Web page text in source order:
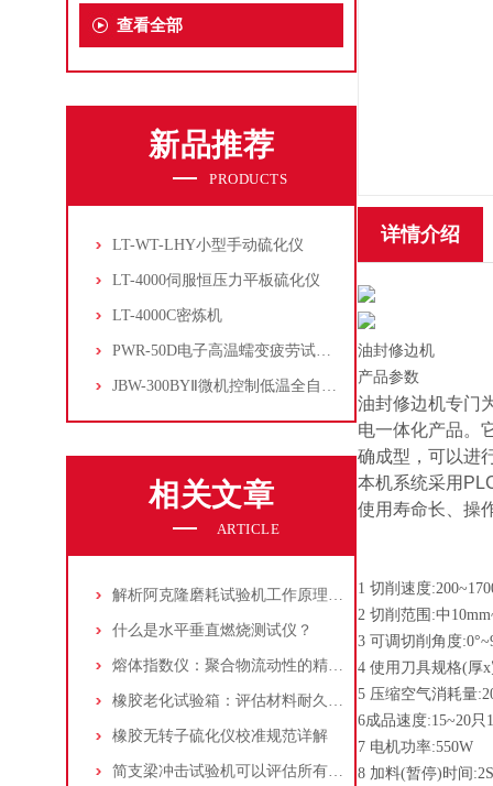
查看全部
新品推荐
PRODUCTS
LT-WT-LHY小型手动硫化仪
LT-4000伺服恒压力平板硫化仪
LT-4000C密炼机
PWR-50D电子高温蠕变疲劳试验机
JBW-300BYⅡ微机控制低温全自动冲击试验机
相关文章
ARTICLE
解析阿克隆磨耗试验机工作原理、操作规范与核心应用场景
什么是水平垂直燃烧测试仪？
熔体指数仪：聚合物流动性的精准量测与工业应用
橡胶老化试验箱：评估材料耐久性的关键工具
橡胶无转子硫化仪校准规范详解
简支梁冲击试验机可以评估所有材料的断裂性能
详情介绍
油封修边机
产品参数
油封修边机专门
电一体化产品。
确成型，可以进
本机系统采用
使用寿命长、操
1 切削速度
2 切削范围:中
3 可调切削角度
4 使用刀具规格(厚
5 压缩空气消耗量
6成品速度:15~20只
7 电机功率:550W
8 加料(暂停)时间